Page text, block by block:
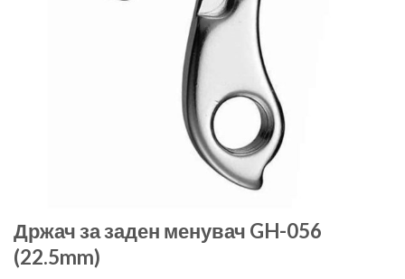
Држач за заден менувач GH-056
(22.5mm)